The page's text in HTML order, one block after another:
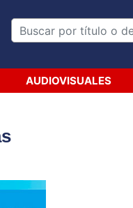
AUDIOVISUALES